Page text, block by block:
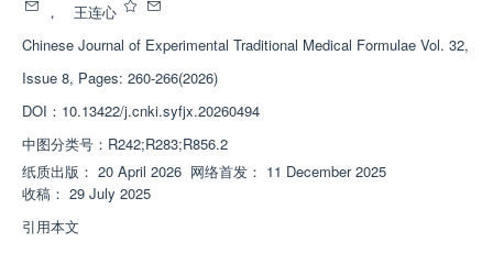
，
王连心
Chinese Journal of Experimental Traditional Medical Formulae Vol. 32,
Issue 8, Pages: 260-266(2026)
DOI： 10.13422/j.cnki.syfjx.20260494
中图分类号： R242;R283;R856.2
纸质出版： 20 April 2026 网络首发： 11 December 2025
收稿： 29 July 2025
引用本文